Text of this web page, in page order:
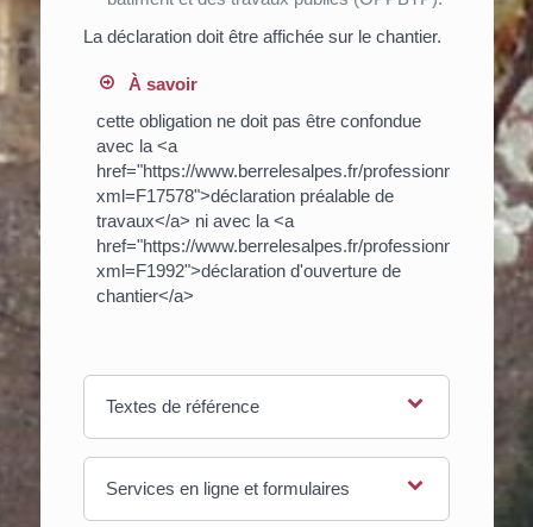
La déclaration doit être affichée sur le chantier.
À savoir
cette obligation ne doit pas être confondue
avec la <a
href="https://www.berrelesalpes.fr/professionnels/?
xml=F17578">déclaration préalable de
travaux</a> ni avec la <a
href="https://www.berrelesalpes.fr/professionnels/?
xml=F1992">déclaration d'ouverture de
chantier</a>
Textes de référence
Services en ligne et formulaires